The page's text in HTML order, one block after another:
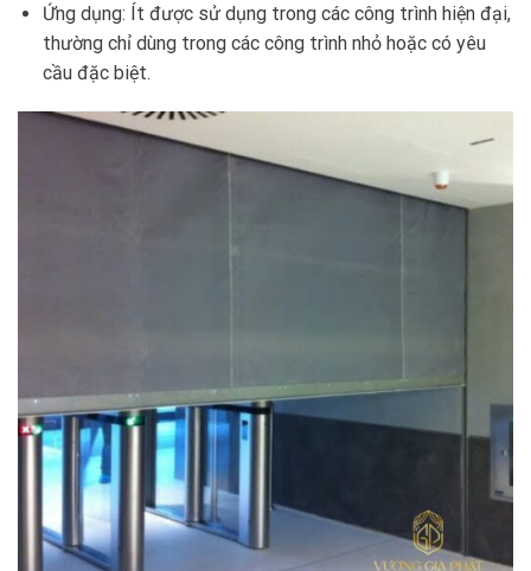
Ứng dụng: Ít được sử dụng trong các công trình hiện đại,
thường chỉ dùng trong các công trình nhỏ hoặc có yêu
cầu đặc biệt.